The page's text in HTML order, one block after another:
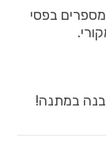
בפסי
במתנה!